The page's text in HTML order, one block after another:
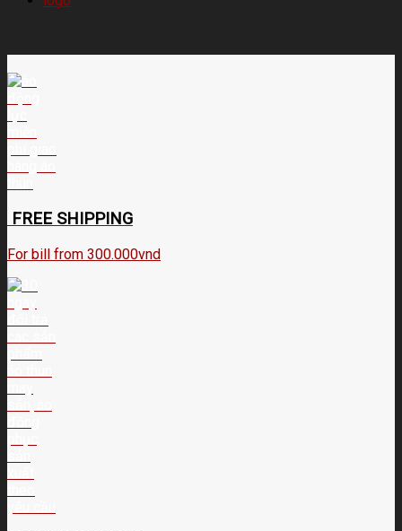
FREE SHIPPING
For bill from 300.000vnd